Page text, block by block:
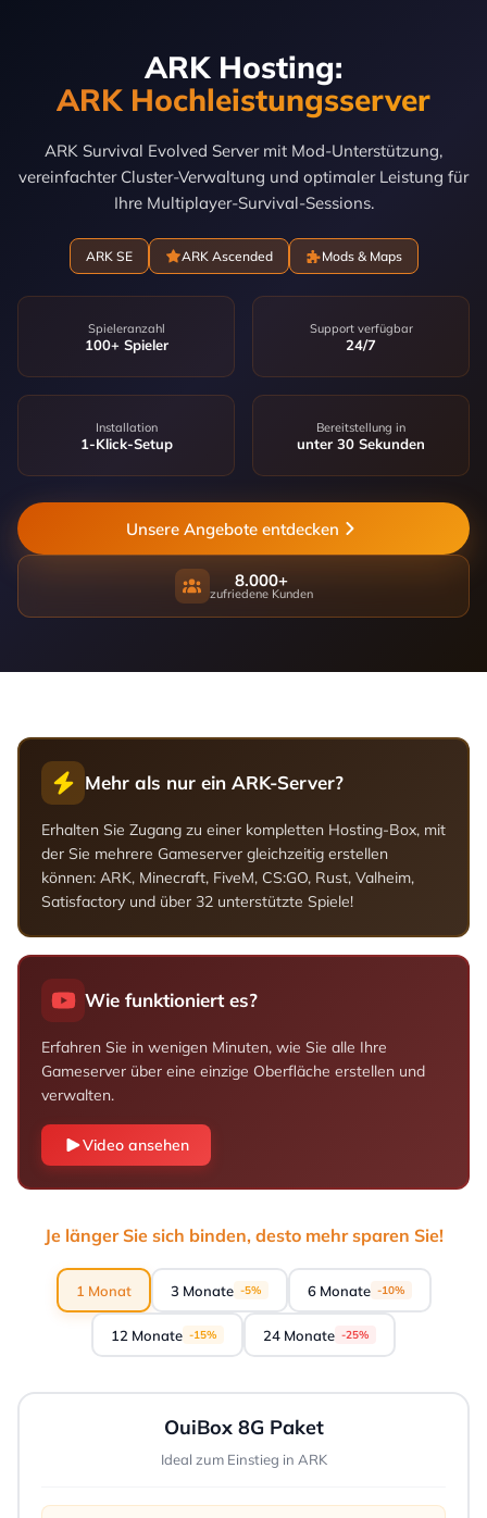
ARK Hosting:
ARK Hochleistungsserver
ARK Survival Evolved Server mit Mod-Unterstützung,
vereinfachter Cluster-Verwaltung und optimaler Leistung für
Ihre Multiplayer-Survival-Sessions.
ARK SE ARK Ascended Mods & Maps
Spieleranzahl
100+ Spieler
Support verfügbar
24/7
Installation
1-Klick-Setup
Bereitstellung in
unter 30 Sekunden
Unsere Angebote entdecken
8.000+
zufriedene Kunden
Mehr als nur ein ARK-Server?
Erhalten Sie Zugang zu einer kompletten Hosting-Box, mit
der Sie mehrere Gameserver gleichzeitig erstellen
können: ARK, Minecraft, FiveM, CS:GO, Rust, Valheim,
Satisfactory und über 32 unterstützte Spiele!
Wie funktioniert es?
Erfahren Sie in wenigen Minuten, wie Sie alle Ihre
Gameserver über eine einzige Oberfläche erstellen und
verwalten.
Video ansehen
Je länger Sie sich binden, desto mehr sparen Sie!
1 Monat 3 Monate -5% 6 Monate -10%
12 Monate -15% 24 Monate -25%
OuiBox 8G Paket
Ideal zum Einstieg in ARK